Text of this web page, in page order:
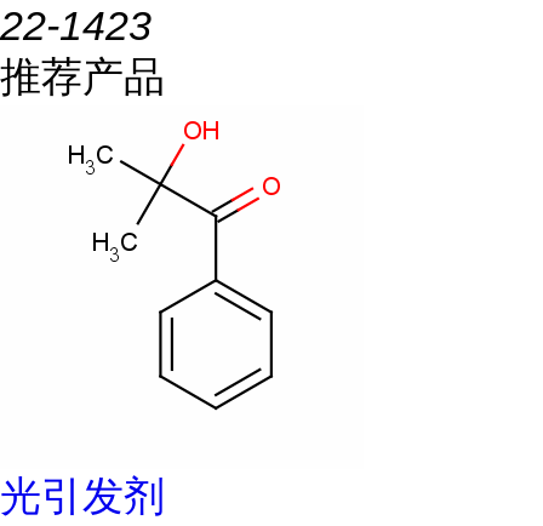
22-1423
推荐产品
光引发剂